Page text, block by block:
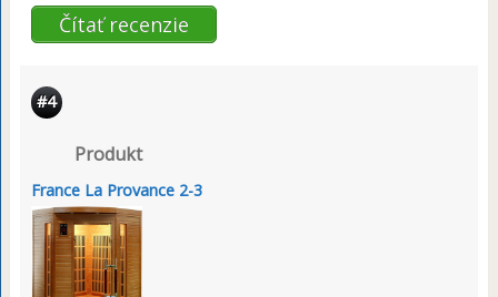
Čítať recenzie
#4
Produkt
France La Provance 2-3